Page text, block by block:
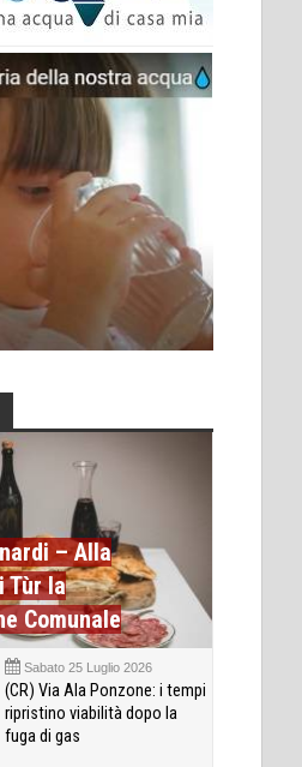
– Alla
Tùr la
Comunale
Sabato 25 Luglio 2026
(CR) Via Ala Ponzone: i tempi
ripristino viabilità dopo la
fuga di gas